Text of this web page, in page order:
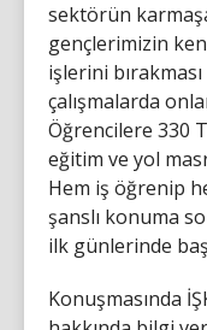
sektörün
gençlerimizin
işlerini
çalışmalarda
Öğrencilere 330
eğitim ve yol
Hem iş öğrenip
şanslı konuma
ilk günlerinde
Konuşmasında